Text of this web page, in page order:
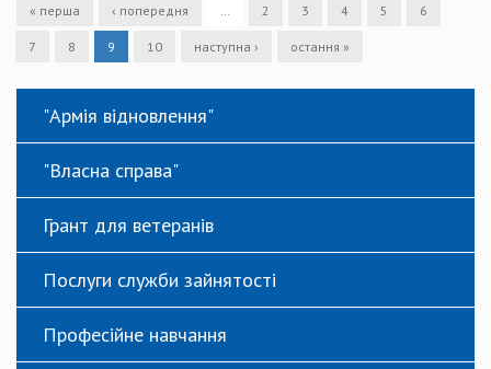
« перша ‹ попередня … 2 3 4 5 6
7 8 9 10 наступна › остання »
"Армія відновлення"
"Власна справа"
Грант для ветеранів
Послуги служби зайнятості
Професійне навчання